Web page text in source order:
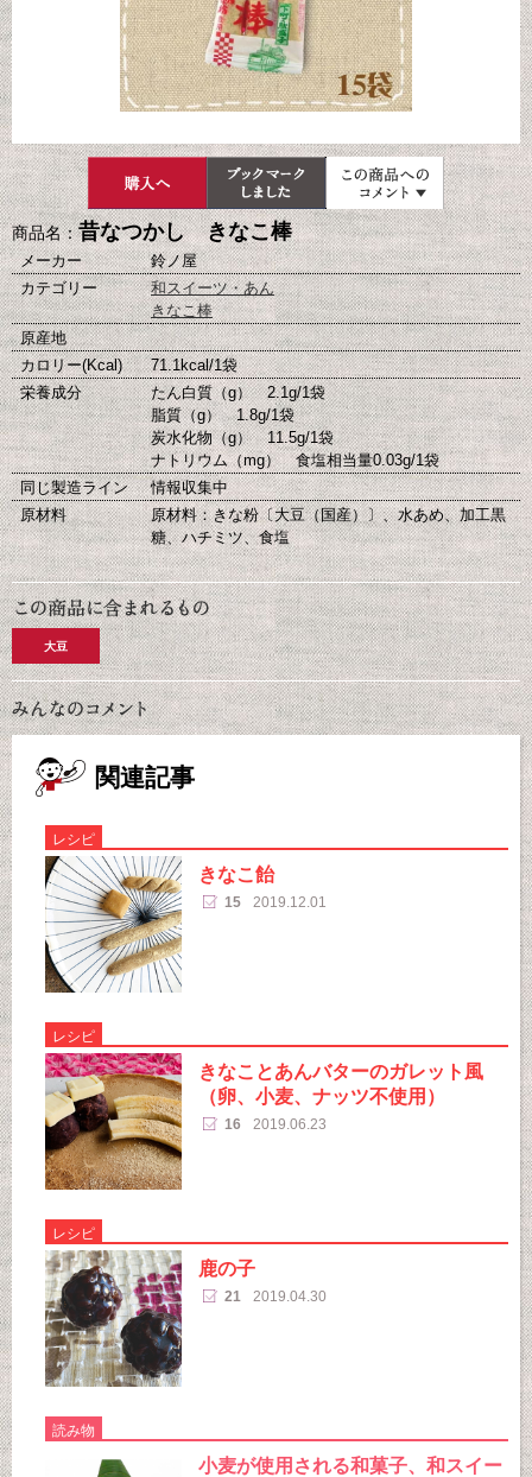
商品名：昔なつかし きなこ棒
メーカー
鈴ノ屋
カテゴリー
和スイーツ・あん
きなこ棒
原産地
カロリー(Kcal)
71.1kcal/1袋
栄養成分
たん白質（g） 2.1g/1袋
脂質（g） 1.8g/1袋
炭水化物（g） 11.5g/1袋
ナトリウム（mg） 食塩相当量0.03g/1袋
同じ製造ライン
情報収集中
原材料
原材料：きな粉〔大豆（国産）〕、水あめ、加工黒
糖、ハチミツ、食塩
大豆
関連記事
レシピ
きなこ飴
15 2019.12.01
レシピ
きなことあんバターのガレット風
（卵、小麦、ナッツ不使用）
16 2019.06.23
レシピ
鹿の子
21 2019.04.30
読み物
小麦が使用される和菓子、和スイー